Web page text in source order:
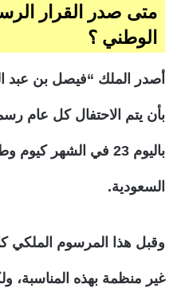
متى صدر القرار
الوطني ؟
أصدر الملك “فيصل بن عبد
بأن يتم الاحتفال كل عام
باليوم 23 في الشهر
السعودية.
وقبل هذا المرسوم الملكي
غير منظمة بهذه المناسبة،